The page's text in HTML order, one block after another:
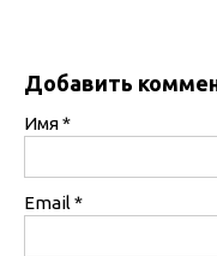
Добавить
Имя*
Email *